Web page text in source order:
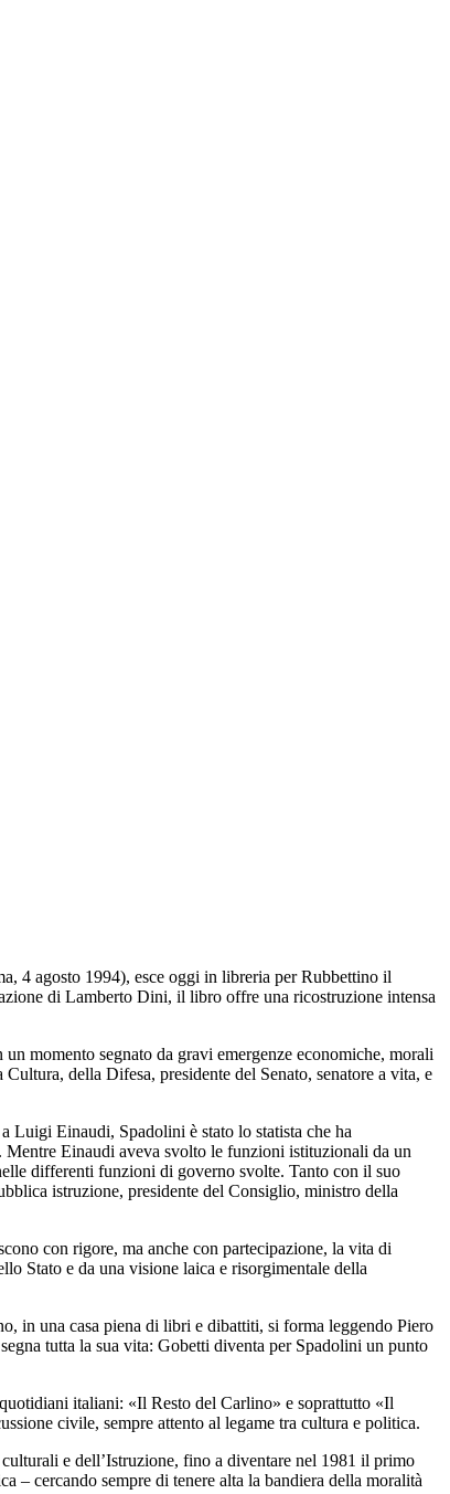
4 agosto 1994), esce oggi in libreria per Rubbettino il
di Lamberto Dini, il libro offre una ricostruzione intensa
momento segnato da gravi emergenze economiche, morali
della Difesa, presidente del Senato, senatore a vita, e
Luigi Einaudi, Spadolini è stato lo statista che ha
Einaudi aveva svolto le funzioni istituzionali da un
differenti funzioni di governo svolte. Tanto con il suo
istruzione, presidente del Consiglio, ministro della
con rigore, ma anche con partecipazione, la vita di
Stato e da una visione laica e risorgimentale della
in una casa piena di libri e dibattiti, si forma leggendo Piero
tutta la sua vita: Gobetti diventa per Spadolini un punto
italiani: «Il Resto del Carlino» e soprattutto «Il
civile, sempre attento al legame tra cultura e politica.
e dell’Istruzione, fino a diventare nel 1981 il primo
– cercando sempre di tenere alta la bandiera della moralità